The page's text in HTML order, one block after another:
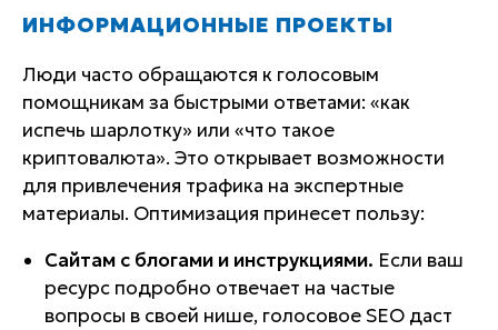
ИНФОРМАЦИОННЫЕ ПРОЕКТЫ
Люди часто обращаются к голосовым
помощникам за быстрыми ответами: «как
испечь шарлотку» или «что такое
криптовалюта». Это открывает возможности
для привлечения трафика на экспертные
материалы. Оптимизация принесет пользу:
Сайтам с блогами и инструкциями. Если ваш
ресурс подробно отвечает на частые
вопросы в своей нише, голосовое SEO даст